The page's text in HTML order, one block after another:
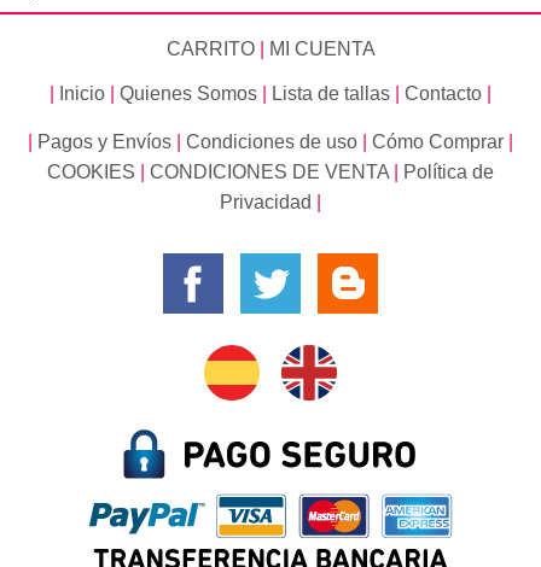
CARRITO| MI CUENTA
Inicio Quienes Somos Lista de tallas Contacto
Pagos y Envíos Condiciones de uso Cómo Comprar
COOKIES
CONDICIONES DE VENTA
Política de
Privacidad